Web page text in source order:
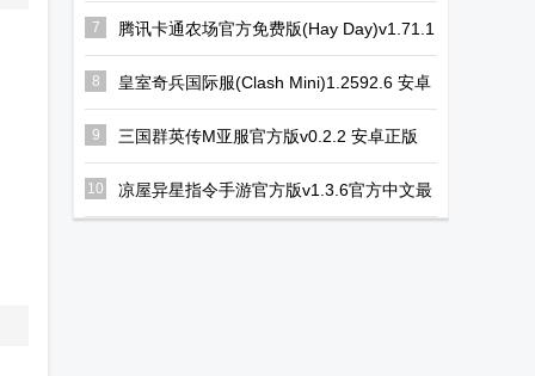
7
腾讯卡通农场官方免费版(Hay Day)v1.71.1
安卓最新版
8
皇室奇兵国际服(Clash Mini)1.2592.6 安卓
最新版
9 三国群英传M亚服官方版v0.2.2 安卓正版
10
凉屋异星指令手游官方版v1.3.6官方中文最
新版